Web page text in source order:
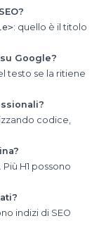
: quello è il titolo
Google?
testo se la ritiene
codice,
H1 possono
indizi di SEO